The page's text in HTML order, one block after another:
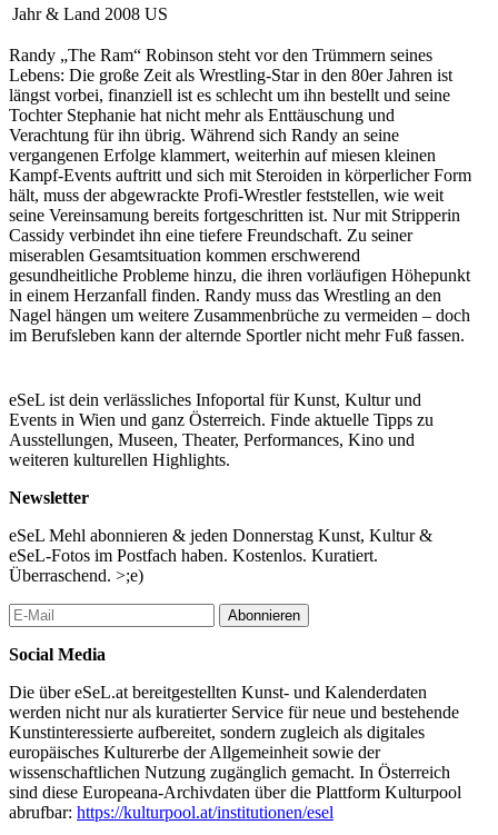
Jahr & Land 2008 US
Randy „The Ram“ Robinson steht vor den Trümmern seines
Lebens: Die große Zeit als Wrestling-Star in den 80er Jahren ist
längst vorbei, finanziell ist es schlecht um ihn bestellt und seine
Tochter Stephanie hat nicht mehr als Enttäuschung und
Verachtung für ihn übrig. Während sich Randy an seine
vergangenen Erfolge klammert, weiterhin auf miesen kleinen
Kampf-Events auftritt und sich mit Steroiden in körperlicher Form
hält, muss der abgewrackte Profi-Wrestler feststellen, wie weit
seine Vereinsamung bereits fortgeschritten ist. Nur mit Stripperin
Cassidy verbindet ihn eine tiefere Freundschaft. Zu seiner
miserablen Gesamtsituation kommen erschwerend
gesundheitliche Probleme hinzu, die ihren vorläufigen Höhepunkt
in einem Herzanfall finden. Randy muss das Wrestling an den
Nagel hängen um weitere Zusammenbrüche zu vermeiden – doch
im Berufsleben kann der alternde Sportler nicht mehr Fuß fassen.
(TMDB)
...Mehr lesen
eSeL ist dein verlässliches Infoportal für Kunst, Kultur und
Events in Wien und ganz Österreich. Finde aktuelle Tipps zu
Ausstellungen, Museen, Theater, Performances, Kino und
weiteren kulturellen Highlights.
Newsletter
eSeL Mehl abonnieren & jeden Donnerstag Kunst, Kultur &
eSeL-Fotos im Postfach haben. Kostenlos. Kuratiert.
Überraschend. >;e)
Abonnieren
Social Media
Die über eSeL.at bereitgestellten Kunst- und Kalenderdaten
werden nicht nur als kuratierter Service für neue und bestehende
Kunstinteressierte aufbereitet, sondern zugleich als digitales
europäisches Kulturerbe der Allgemeinheit sowie der
wissenschaftlichen Nutzung zugänglich gemacht. In Österreich
sind diese Europeana-Archivdaten über die Plattform Kulturpool
abrufbar: https://kulturpool.at/institutionen/esel